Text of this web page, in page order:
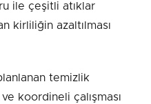
ile çeşitli atıklar
kirliliğin azaltılması
temizlik
koordineli çalışması